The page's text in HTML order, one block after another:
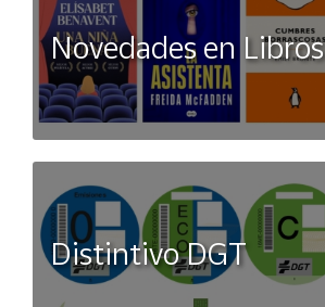
Novedades en Libros
Distintivo DGT